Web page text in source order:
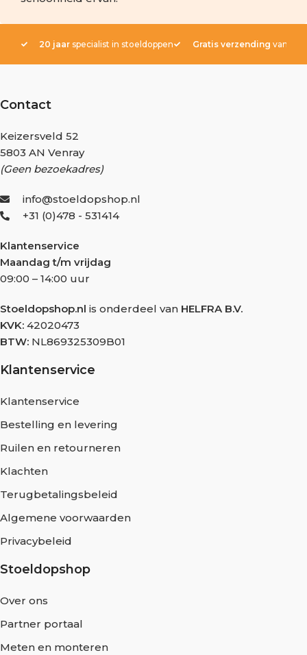
20 jaar specialist in stoeldoppen Gratis verzending vanaf €
Contact
Keizersveld 52
5803 AN Venray
(Geen bezoekadres)
info@stoeldopshop.nl
+31 (0)478 - 531414
Klantenservice
Maandag t/m vrijdag
09:00 – 14:00 uur
Stoeldopshop.nl is onderdeel van HELFRA B.V.
KVK: 42020473
BTW: NL869325309B01
Klantenservice
Klantenservice
Bestelling en levering
Ruilen en retourneren
Klachten
Terugbetalingsbeleid
Algemene voorwaarden
Privacybeleid
Stoeldopshop
Over ons
Partner portaal
Meten en monteren